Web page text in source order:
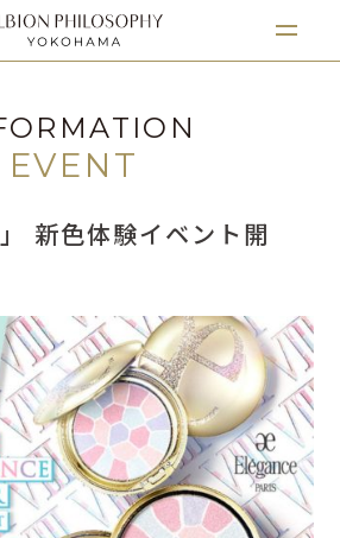
EVENT
新色体験イベント開